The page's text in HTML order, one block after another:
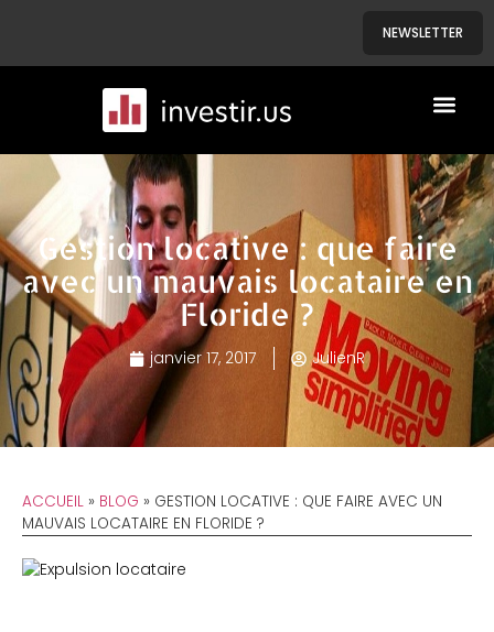
NEWSLETTER
Gestion locative : que faire
avec un mauvais locataire en
Floride ?
janvier 17, 2017 JulienR
ACCUEIL » BLOG » GESTION LOCATIVE : QUE FAIRE AVEC UN
MAUVAIS LOCATAIRE EN FLORIDE ?